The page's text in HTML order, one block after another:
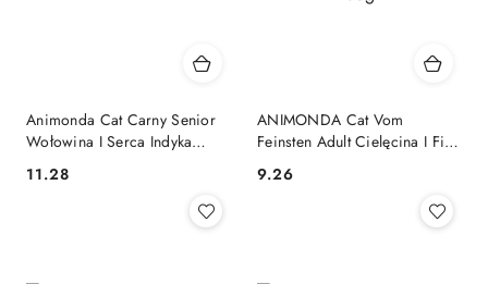
Animonda Cat Carny Senior
Wołowina I Serca Indyka
Cena:
11.28
ANIMONDA Cat Vom
Feinsten Adult Cielęcina I Filet
Cena:
9.26